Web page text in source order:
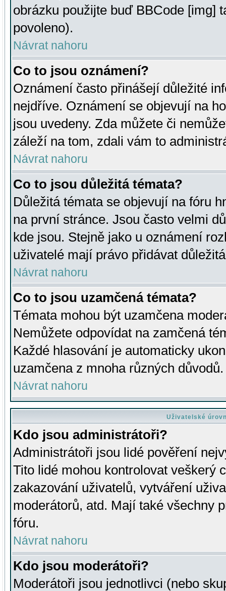
obrázku použijte buď BBCode [img]
povoleno).
Návrat nahoru
Co to jsou oznámení?
Oznámení často přinášejí důležité
nejdříve. Oznámení se objevují na
jsou uvedeny. Zda můžete či
záleží na tom, zdali vám to
Návrat nahoru
Co to jsou důležitá témata?
Důležitá témata se objevují na fóru
na první stránce. Jsou často velmi
kde jsou. Stejně jako u oznámení
uživatelé mají právo přidávat
Návrat nahoru
Co to jsou uzamčená témata?
Témata mohou být uzamčena
Nemůžete odpovídat na zamčená
Každé hlasování je automaticky
uzamčena z mnoha různých důvodů.
Návrat nahoru
Uživatelské
Kdo jsou administrátoři?
Administrátoři jsou lidé pověření
Tito lidé mohou kontrolovat veškerý
zakazování uživatelů, vytváření
moderátorů, atd. Mají také všechny
fóru.
Návrat nahoru
Kdo jsou moderátoři?
Moderátoři jsou jednotlivci (nebo